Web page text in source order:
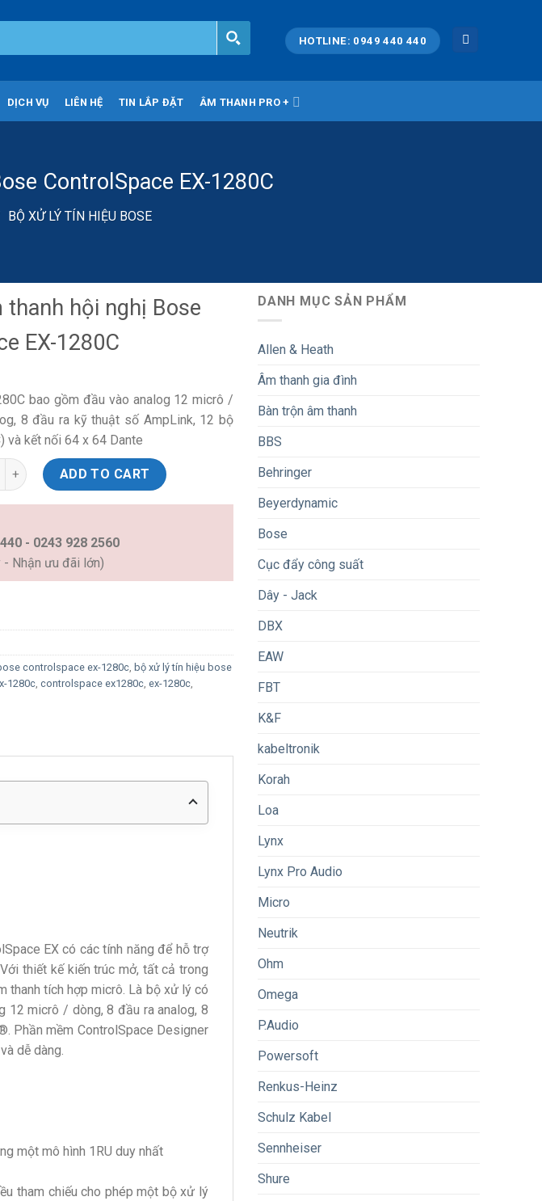
HOTLINE: 0949 440 440
DỊCH VỤ LIÊN HỆ TIN LẮP ĐẶT ÂM THANH PRO +
ControlSpace EX-1280C
BỘ XỬ LÝ TÍN HIỆU BOSE
thanh hội nghị Bose
EX-1280C
bao gồm đầu vào analog 12 micrô /
8 đầu ra kỹ thuật số AmpLink, 12 bộ
và kết nối 64 x 64 Dante
thanh hội nghị Bose ControlSpace EX-1280C quantity
ADD TO CART
- 0243 928 2560
- Nhận ưu đãi lớn)
controlspace ex-1280c, bộ xử lý tín hiệu bose
1280c, controlspace ex1280c, ex-1280c,
EX có các tính năng để hỗ trợ
thiết kế kiến ​​trúc mở, tất cả trong
thanh tích hợp micrô. Là bộ xử lý có
12 micrô / dòng, 8 đầu ra analog, 8
Phần mềm ControlSpace Designer
dễ dàng.
một mô hình 1RU duy nhất
tham chiếu cho phép một bộ xử lý
DANH MỤC SẢN PHẨM
Allen & Heath
Âm thanh gia đình
Bàn trộn âm thanh
BBS
Behringer
Beyerdynamic
Bose
Cục đẩy công suất
Dây - Jack
DBX
EAW
FBT
K&F
kabeltronik
Korah
Loa
Lynx
Lynx Pro Audio
Micro
Neutrik
Ohm
Omega
P.Audio
Powersoft
Renkus-Heinz
Schulz Kabel
Sennheiser
Shure